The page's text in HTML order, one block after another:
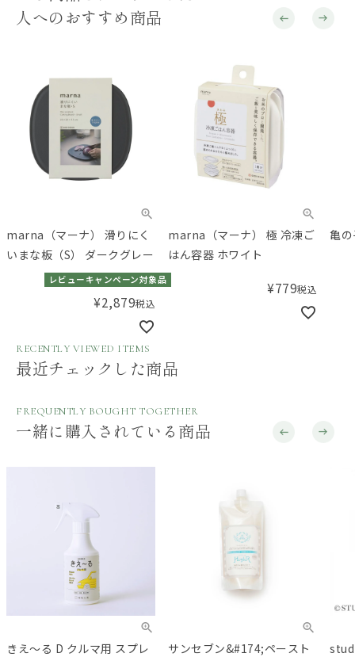
人へのおすすめ商品
marna（マーナ） 滑りにく
いまな板（S） ダークグレー
レビューキャンペーン対象品
¥2,879税込
marna（マーナ） 極 冷凍ご
はん容器 ホワイト
¥779税込
亀
RECENTLY VIEWED ITEMS
最近チェックした商品
FREQUENTLY BOUGHT TOGETHER
一緒に購入されている商品
きえ～る D クルマ用 スプレ
サンセブン&#174;ペースト